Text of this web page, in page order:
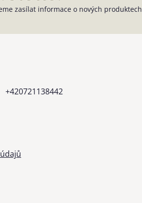
+420721138442
zasílat informace o nových produktech